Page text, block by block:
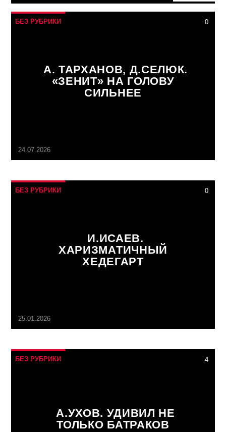
БЕЗ РУБРИКИ 0
А. ТАРХАНОВ, Д.СЕЛЮК.
«ЗЕНИТ» НА ГОЛОВУ
СИЛЬНЕЕ
24.07.2026
БЕЗ РУБРИКИ 0
И.ИСАЕВ.
ХАРИЗМАТИЧНЫЙ
ХЕДЕГАРТ
25.01.2026
БЕЗ РУБРИКИ 4
А.УХОВ. УДИВИЛ НЕ
ТОЛЬКО БАТРАКОВ